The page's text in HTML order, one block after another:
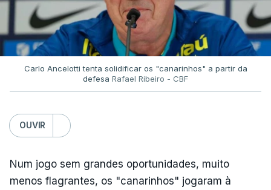
Carlo Ancelotti tenta solidificar os "canarinhos" a partir da
defesa Rafael Ribeiro - CBF
OUVIR
Num jogo sem grandes oportunidades, muito
menos flagrantes, os "canarinhos" jogaram à